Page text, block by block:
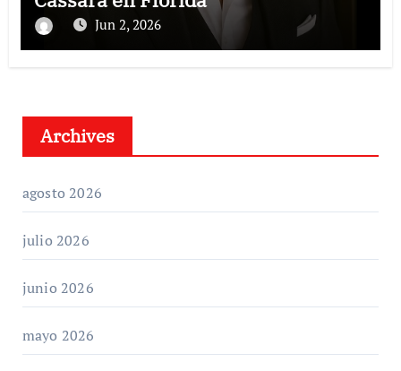
Jun 2, 2026
Archives
agosto 2026
julio 2026
junio 2026
mayo 2026